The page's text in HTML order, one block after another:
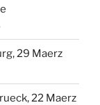
29 Maerz
22 Maerz